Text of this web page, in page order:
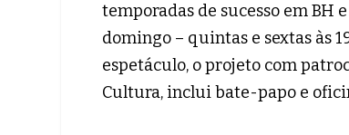
temporadas de sucesso em BH
domingo – quintas e sextas às
espetáculo, o projeto com
Cultura, inclui bate-papo e